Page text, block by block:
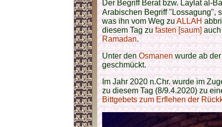
Der Begriff Berat bzw. Laylat al-
Arabischen Begriff "Lossagung",
was ihn vom Weg zuALLAH
diesem Tag zufasten [saum]auch
Ramadan.
Unter denOsmanenwurde ab
geschmückt.
Im Jahr 2020 n.Chr. wurde im
zu diesem Tag (8/9.4.2020) zu
Bittgebets zum Erflehen der